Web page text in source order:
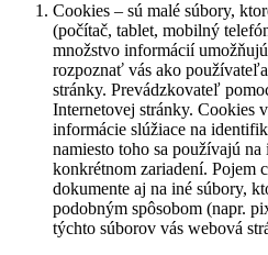
Cookies – sú malé súbory,
(počítač, tablet, mobilný
množstvo informácií
rozpoznať vás ako
stránky. Prevádzkovateľ
Internetovej stránky. Cookies
informácie slúžiace na
namiesto toho sa používajú
konkrétnom zariadení. Pojem
dokumente aj na iné súbory,
podobným spôsobom (napr.
týchto súborov vás webová